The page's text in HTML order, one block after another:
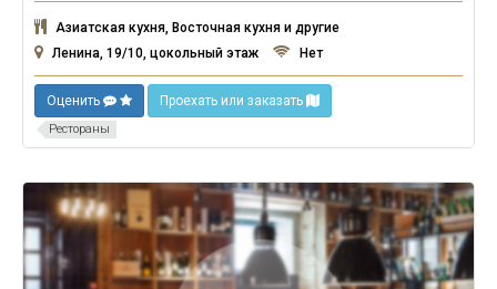
Азиатская кухня, Восточная кухня и другие
Ленина, 19/10, цокольный этаж
Нет
Оценить Проехать или заказать
Рестораны